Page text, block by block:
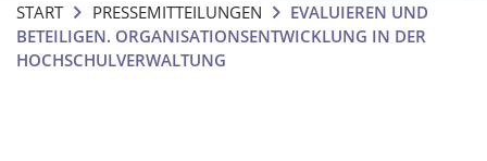
START PRESSEMITTEILUNGEN
EVALUIEREN UND
BETEILIGEN. ORGANISATIONSENTWICKLUNG IN DER
HOCHSCHULVERWALTUNG